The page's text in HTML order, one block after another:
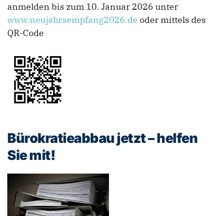
anmelden bis zum 10. Januar 2026 unter
www.neujahrsempfang2026.de oder mittels des
QR-Code
Bürokratieabbau jetzt – helfen
Sie mit!